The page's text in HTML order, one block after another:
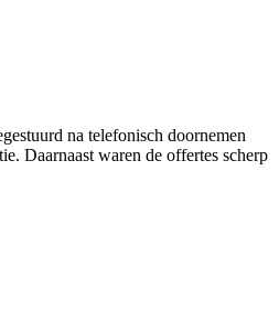
na telefonisch doornemen
Daarnaast waren de offertes scherp